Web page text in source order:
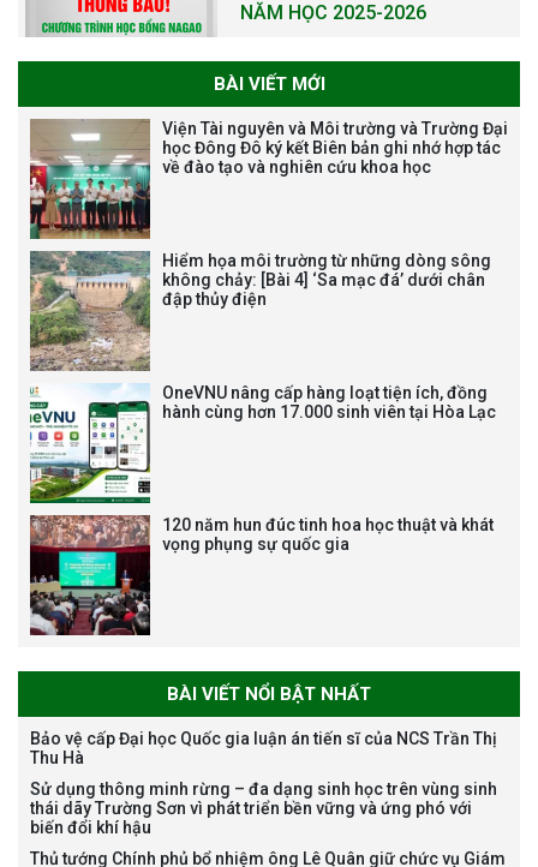
NĂM HỌC 2025-2026
THƯ CẢM ƠN LỄ KỶ NIỆM 40
NĂM XÂY DỰNG VÀ PHÁT TRIỂN
VIỆN (1985-2025) VÀ ĐÓN
vị trí việc làm chức danh nghề
nghiệp chuyên môn dùng
Bảo vệ luận án tiến sĩ của NCS
Nguyễn Thế Thông
BÀI VIẾT MỚI
Viện Tài nguyên và Môi trường và Trường Đại
học Đông Đô ký kết Biên bản ghi nhớ hợp tác
về đào tạo và nghiên cứu khoa học
Hiểm họa môi trường từ những dòng sông
không chảy: [Bài 4] ‘Sa mạc đá’ dưới chân
đập thủy điện
OneVNU nâng cấp hàng loạt tiện ích, đồng
hành cùng hơn 17.000 sinh viên tại Hòa Lạc
120 năm hun đúc tinh hoa học thuật và khát
vọng phụng sự quốc gia
BÀI VIẾT NỔI BẬT NHẤT
Bảo vệ cấp Đại học Quốc gia luận án tiến sĩ của NCS Trần Thị
Thu Hà
Sử dụng thông minh rừng – đa dạng sinh học trên vùng sinh
thái dãy Trường Sơn vì phát triển bền vững và ứng phó với
biến đổi khí hậu
Thủ tướng Chính phủ bổ nhiệm ông Lê Quân giữ chức vụ Giám